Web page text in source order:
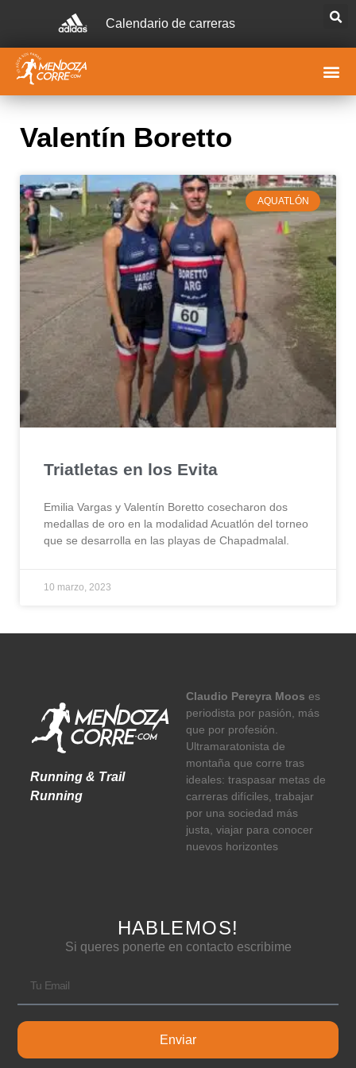
Calendario de carreras
Valentín Boretto
AQUATLÓN
Triatletas en los Evita
Emilia Vargas y Valentín Boretto cosecharon dos
medallas de oro en la modalidad Acuatlón del torneo
que se desarrolla en las playas de Chapadmalal.
10 marzo, 2023
Running & Trail
Running
Claudio Pereyra Moos es
periodista por pasión, más
que por profesión.
Ultramaratonista de
montaña que corre tras
ideales: traspasar metas de
carreras difíciles, trabajar
por una sociedad más
justa, viajar para conocer
nuevos horizontes
HABLEMOS!
Si queres ponerte en contacto escribime
Enviar